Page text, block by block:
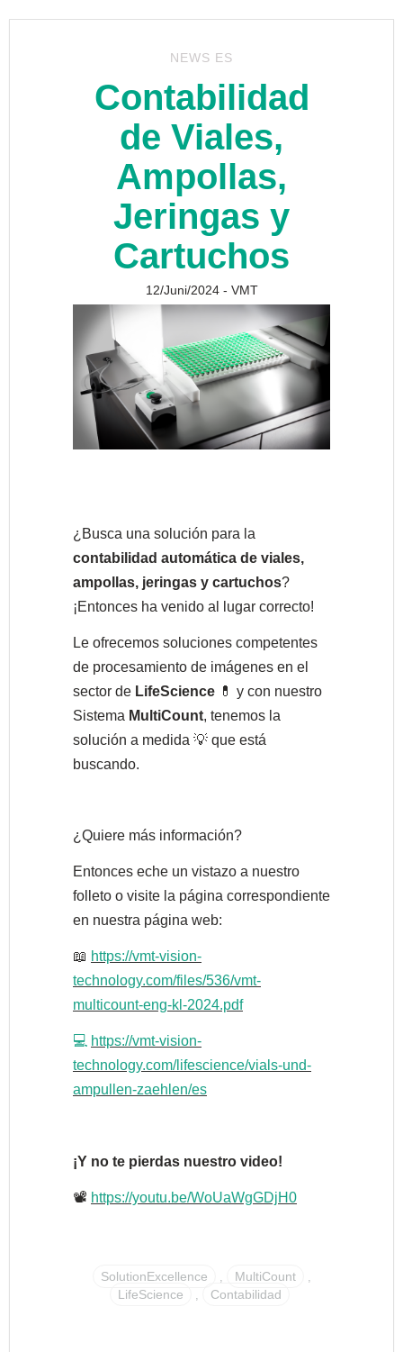
NEWS ES
Contabilidad
de Viales,
Ampollas,
Jeringas y
Cartuchos
12/Juni/2024 - VMT
¿Busca una solución para la
contabilidad automática de viales,
ampollas, jeringas y cartuchos?
¡Entonces ha venido al lugar correcto!
Le ofrecemos soluciones competentes
de procesamiento de imágenes en el
sector de LifeScience 💊 y con nuestro
Sistema MultiCount, tenemos la
solución a medida 💡 que está
buscando.
¿Quiere más información?
Entonces eche un vistazo a nuestro
folleto o visite la página correspondiente
en nuestra página web:
📖 https://vmt-vision-
technology.com/files/536/vmt-
multicount-eng-kl-2024.pdf
💻 https://vmt-vision-
technology.com/lifescience/vials-und-
ampullen-zaehlen/es
¡Y no te pierdas nuestro video!
📽 https://youtu.be/WoUaWgGDjH0
SolutionExcellence , MultiCount ,
LifeScience , Contabilidad